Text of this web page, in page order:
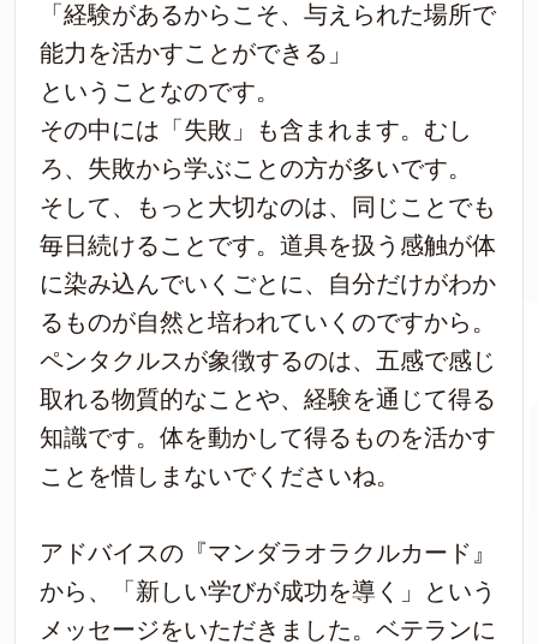
「経験があるからこそ、与えられた場所で
能力を活かすことができる」
ということなのです。
その中には「失敗」も含まれます。むし
ろ、失敗から学ぶことの方が多いです。
そして、もっと大切なのは、同じことでも
毎日続けることです。道具を扱う感触が体
に染み込んでいくごとに、自分だけがわか
るものが自然と培われていくのですから。
ペンタクルスが象徴するのは、五感で感じ
取れる物質的なことや、経験を通じて得る
知識です。体を動かして得るものを活かす
ことを惜しまないでくださいね。
アドバイスの『マンダラオラクルカード』
から、「新しい学びが成功を導く」という
メッセージをいただきました。ベテランに